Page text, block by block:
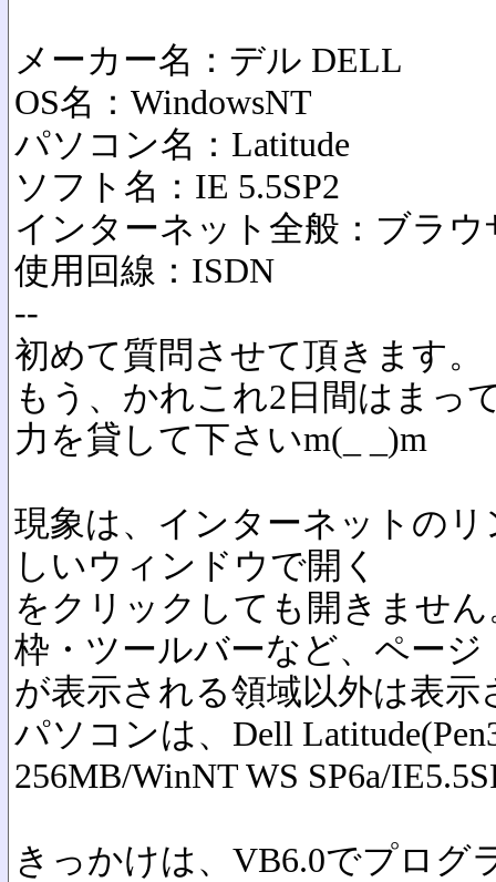
メーカー名：デル DELL
OS名：WindowsNT
パソコン名：Latitude
ソフト名：IE 5.5SP2
インターネット全般：ブラウ
使用回線：ISDN
--
初めて質問させて頂きます。
もう、かれこれ2日間はまっ
力を貸して下さいm(_ _)m
現象は、インターネットの
しいウィンドウで開く
をクリックしても開きませ
枠・ツールバーなど、ページ
が表示される領域以外は表示
パソコンは、Dell
256MB/WinNT WS SP6a/
きっかけは、VB6.0でプログ